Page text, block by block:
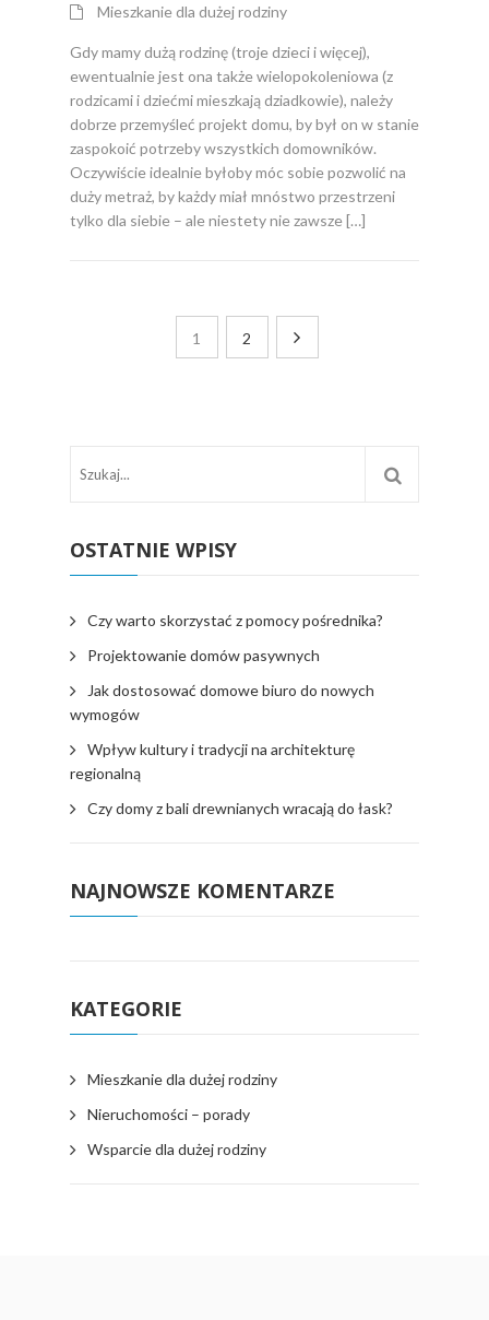
Mieszkanie dla dużej rodziny
Gdy mamy dużą rodzinę (troje dzieci i więcej),
ewentualnie jest ona także wielopokoleniowa (z
rodzicami i dziećmi mieszkają dziadkowie), należy
dobrze przemyśleć projekt domu, by był on w stanie
zaspokoić potrzeby wszystkich domowników.
Oczywiście idealnie byłoby móc sobie pozwolić na
duży metraż, by każdy miał mnóstwo przestrzeni
tylko dla siebie – ale niestety nie zawsze […]
1 2
OSTATNIE WPISY
Czy warto skorzystać z pomocy pośrednika?
Projektowanie domów pasywnych
Jak dostosować domowe biuro do nowych
wymogów
Wpływ kultury i tradycji na architekturę
regionalną
Czy domy z bali drewnianych wracają do łask?
NAJNOWSZE KOMENTARZE
KATEGORIE
Mieszkanie dla dużej rodziny
Nieruchomości – porady
Wsparcie dla dużej rodziny